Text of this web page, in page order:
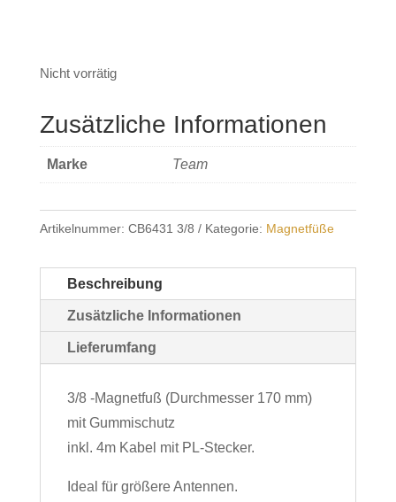
Nicht vorrätig
Zusätzliche Informationen
Marke Team
Artikelnummer: CB6431 3/8 Kategorie: Magnetfüße
Beschreibung
Zusätzliche Informationen
Lieferumfang
3/8 -Magnetfuß (Durchmesser 170 mm)
mit Gummischutz
inkl. 4m Kabel mit PL-Stecker.
Ideal für größere Antennen.